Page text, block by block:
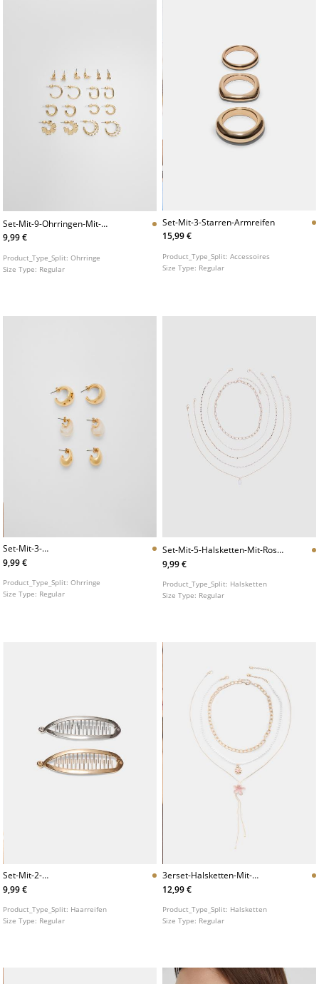
Set-Mit-9-Ohrringen-Mit-
Blumen
9,99 €
Product_Type_Split:Ohrringe
Size Type: Regular
Set-Mit-3-Starren-Armreifen
15,99 €
Product_Type_Split:Accessoires
Size Type: Regular
Set-Mit-3-
Minivolumenohrringen
9,99 €
Product_Type_Split:Ohrringe
Size Type: Regular
Set-Mit-5-Halsketten-Mit-Rosa-
Steinanhanger
9,99 €
Product_Type_Split: Halsketten
Size Type: Regular
Set-Mit-2-
Bananenhaarspangen-Aus-
Metall
9,99 €
Product_Type_Split: Haarreifen
Size Type: Regular
3erset-Halsketten-Mit-
Emailleblume
12,99 €
Product_Type_Split: Halsketten
Size Type: Regular